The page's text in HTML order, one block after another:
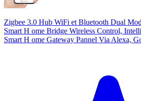
Zigbee 3.0 Hub WiFi et Bluetooth Dual
Smart H ome Bridge Wireless Control,
Smart H ome Gateway Pannel Via Alexa,